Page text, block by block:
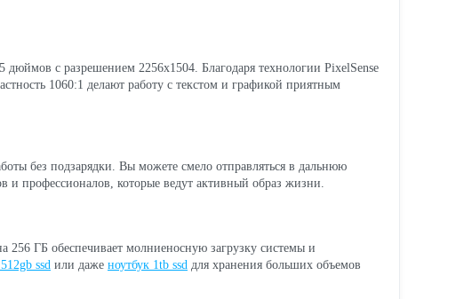
с разрешением 2256x1504. Благодаря технологии PixelSense
1060:1 делают работу с текстом и графикой приятным
без подзарядки. Вы можете смело отправляться в дальнюю
и профессионалов, которые ведут активный образ жизни.
ГБ обеспечивает молниеносную загрузку системы и
ssd или даже ноутбук 1tb ssd для хранения больших объемов